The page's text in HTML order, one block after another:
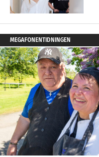
MEGAFONENTIDNINGEN